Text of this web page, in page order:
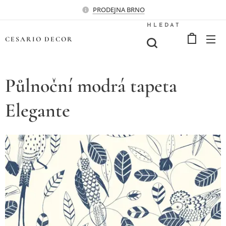
PRODEJNA BRNO
CESARIO DECOR
HLEDAT
Půlnoční modrá tapeta
Elegante